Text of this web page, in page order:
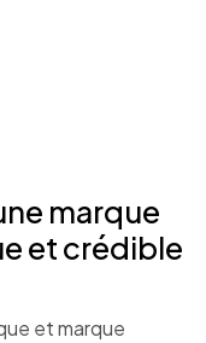
marque
et crédible
et marque